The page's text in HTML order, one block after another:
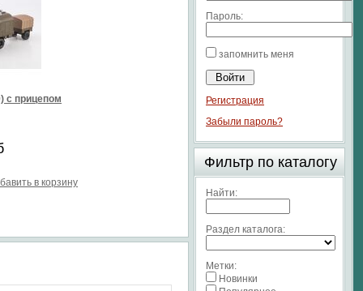
с прицепом
в корзину
Пароль:
запомнить меня
Регистрация
Забыли пароль?
Фильтр по каталогу
Найти:
Раздел каталога:
Метки:
Новинки